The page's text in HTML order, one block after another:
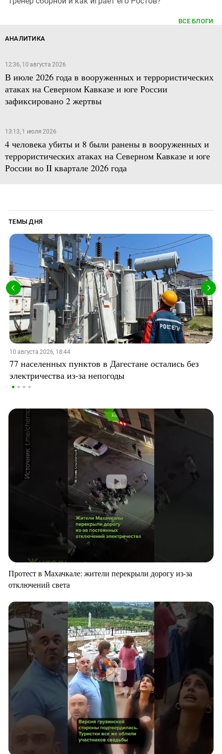
ВСЕ БЛОГИ
АНАЛИТИКА
12:36, 10 августа 2026
В июле 2026 года в вооруженных и террористических
атаках на Северном Кавказе и юге России
зафиксировано 2 жертвы
13:13, 1 июля 2026
4 человека убиты и 8 были ранены в вооруженных и
террористических атаках на Северном Кавказе и юге
России во II квартале 2026 года
ТЕМЫ ДНЯ
10 августа 2026, 18:44
77 населенных пунктов в Дагестане остались без
электричества из-за непогоды
Протест в Махачкале: жители перекрыли дорогу из-за
отключений света